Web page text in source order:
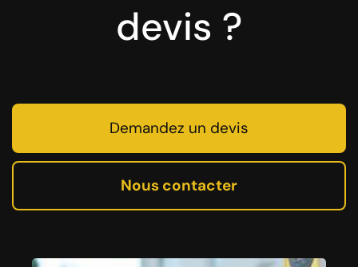
devis ?
Demandez un devis
Nous contacter